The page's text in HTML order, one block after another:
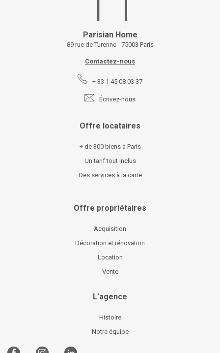
Parisian Home
89 rue de Turenne - 75003 Paris
Contactez-nous
+ 33 1 45 08 03 37
Écrivez-nous
Offre locataires
+ de 300 biens à Paris
Un tarif tout inclus
Des services à la carte
Offre propriétaires
Acquisition
Décoration et rénovation
Location
Vente
L’agence
Histoire
Notre équipe